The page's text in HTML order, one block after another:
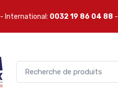
- International: 0032 19 86 04 88 -